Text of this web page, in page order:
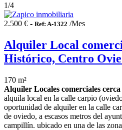
1/4
2.500 € - Ref: A-1322 /Mes
Alquiler Local
Histórico, Centro
170 m²
Alquiler Locales comerciales
alquila local en la calle carpio
oportunidad de alquiler en la calle
de oviedo, a escasos metros del
campillín. ubicado en una de las